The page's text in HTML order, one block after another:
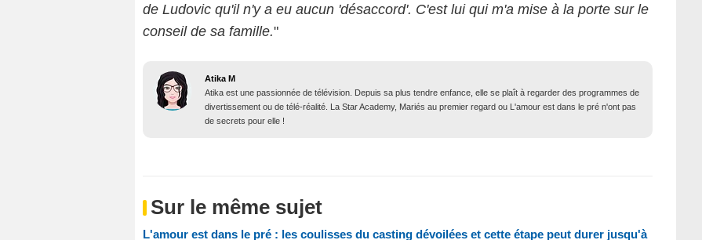
de Ludovic qu'il n'y a eu aucun 'désaccord'. C'est lui qui m'a mise à la porte sur le
conseil de sa famille."
Atika M
Atika est une passionnée de télévision. Depuis sa plus tendre enfance, elle se plaît à regarder des programmes de
divertissement ou de télé-réalité. La Star Academy, Mariés au premier regard ou L'amour est dans le pré n'ont pas
de secrets pour elle !
Sur le même sujet
L'amour est dans le pré : les coulisses du casting dévoilées et cette étape peut durer jusqu'à